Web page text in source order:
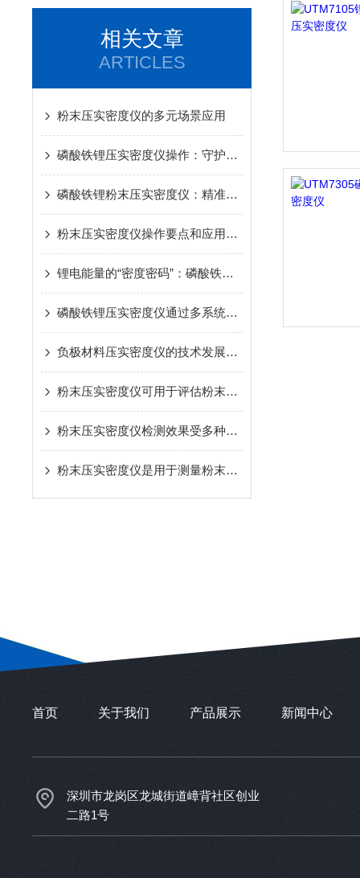
相关文章
ARTICLES
粉末压实密度仪的多元场景应用
磷酸铁锂压实密度仪操作：守护数据准确的关键环节
磷酸铁锂粉末压实密度仪：精准测量的高效利器
粉末压实密度仪操作要点和应用场景
锂电能量的“密度密码”：磷酸铁锂压实密度仪的性能守护之道​
磷酸铁锂压实密度仪通过多系统的高度协同工作
负极材料压实密度仪的技术发展趋势
粉末压实密度仪可用于评估粉末的哪些指标？
粉末压实密度仪检测效果受多种因素影响
粉末压实密度仪是用于测量粉末材料在特定压力下被压缩后的密度
首页 关于我们 产品展示 新闻中心
深圳市龙岗区龙城街道嶂背社区创业
二路1号